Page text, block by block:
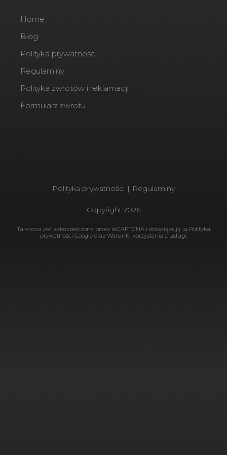
Home
Blog
Polityka prywatności
Regulaminy
Polityka zwrotów i reklamacji
Formularz zwrotu
Polityka prywatności | Regulaminy
Copyright2026
Ta strona jest zabezpieczona przez reCAPTCHA i obowiązują ją Polityka
prywatności Googleoraz Warunki korzystania z usługi.